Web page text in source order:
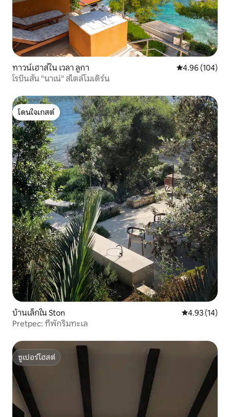
ทาวน์เฮาส์ใน เวลา ลูกา คะแนนเฉลี่ย
4.96 (104)
โรบินสัน "นาเน่" สไตล์โมเดิร์น
โดนใจเกสต์
โดนใจเกสต์
บ้านเล็กใน Ston คะแนนเฉลี่ย
4.93 (14)
Pretpec: ที่พักริมทะเล
ซูเปอร์โฮสต์
ซูเปอร์โฮสต์